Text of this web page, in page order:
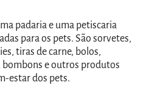
padaria e uma petiscaria
para os pets. São sorvetes,
tiras de carne, bolos,
e outros produtos
estar dos pets.